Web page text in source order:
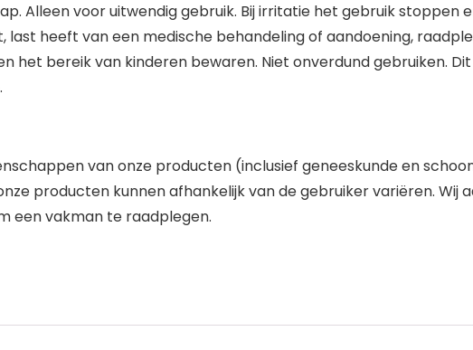
Alleen voor uitwendig gebruik. Bij irritatie het gebruik stoppen
last heeft van een medische behandeling of aandoening,
het bereik van kinderen bewaren. Niet onverdund gebruiken.
van onze producten (inclusief geneeskunde en
producten kunnen afhankelijk van de gebruiker variëren. Wij
een vakman te raadplegen.